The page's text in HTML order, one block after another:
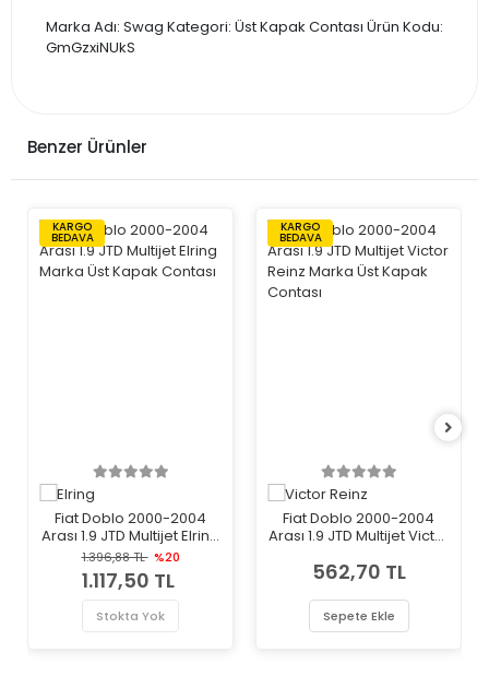
Marka Adı: Swag Kategori: Üst Kapak Contası Ürün Kodu:
GmGzxiNUkS
Benzer Ürünler
KARGO
BEDAVA
Fiat Doblo 2000-2004
Arası 1.9 JTD Multijet Elring
Marka Üst Kapak Contası
1.396,88 TL %20
1.117,50 TL
Stokta Yok
KARGO
BEDAVA
Fiat Doblo 2000-2004
Arası 1.9 JTD Multijet Victor
Contası
562,70 TL
Sepete Ekle